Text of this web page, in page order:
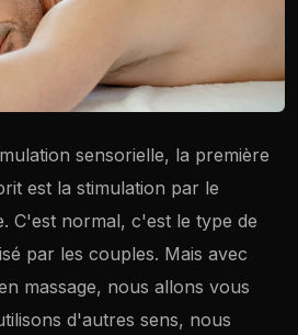
sensorielle, la première
est la stimulation par le
C'est normal, c'est le type de
par les couples. Mais avec
massage, nous allons vous
d'autres sens, nous